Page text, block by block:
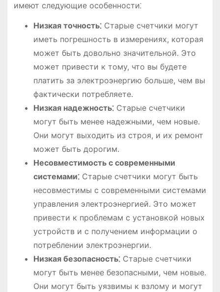
имеют следующие особенности⁚
Низкая точность⁚Старые счетчики могут
иметь погрешность в измерениях, которая
может быть довольно значительной․ Это
может привести к тому, что вы будете
платить за электроэнергию больше, чем вы
фактически потребляете․
Низкая надежность⁚Старые счетчики
могут быть менее надежными, чем новые․
Они могут выходить из строя, и их ремонт
может быть дорогим․
Несовместимость с современными
системами⁚Старые счетчики могут быть
несовместимы с современными системами
управления электроэнергией․ Это может
привести к проблемам с установкой новых
устройств и с получением информации о
потреблении электроэнергии․
Низкая безопасность⁚Старые счетчики
могут быть менее безопасными, чем новые․
Они могут быть уязвимы к взлому и могут